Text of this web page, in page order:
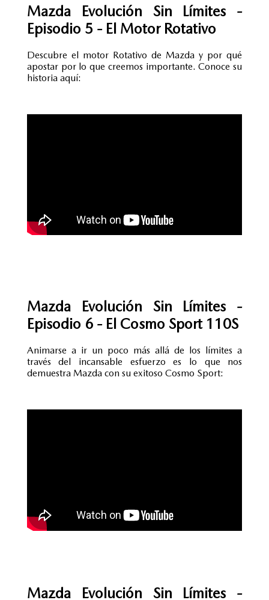
Mazda Evolución Sin Límites -
Episodio 5 - El Motor Rotativo
Descubre el motor Rotativo de Mazda y por qué
apostar por lo que creemos importante. Conoce su
historia aquí:
Mazda Evolución Sin Límites -
Episodio 6 - El Cosmo Sport 110S
Animarse a ir un poco más allá de los límites a
través del incansable esfuerzo es lo que nos
demuestra Mazda con su exitoso Cosmo Sport:
Mazda Evolución Sin Límites -